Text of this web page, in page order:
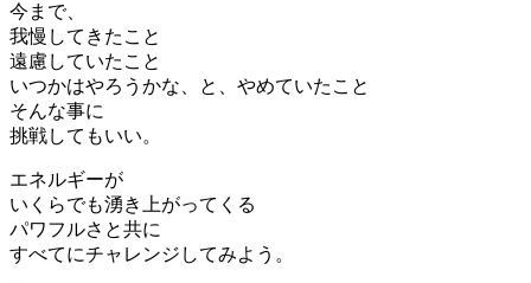
今まで、
我慢してきたこと
遠慮していたこと
いつかはやろうかな、と、やめていたこと
そんな事に
挑戦してもいい。
エネルギーが
いくらでも湧き上がってくる
パワフルさと共に
すべてにチャレンジしてみよう。